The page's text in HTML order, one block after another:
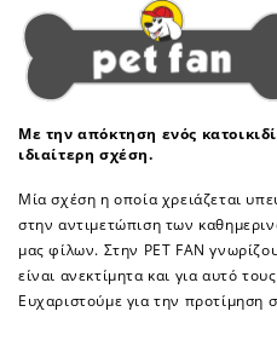
Με την απόκτηση ενός
ιδιαίτερη σχέση.
Μία σχέση η οποία χρειάζεται
στην αντιμετώπιση των
μας φίλων. Στην PET FAN
είναι ανεκτίμητα και για αυτό
Ευχαριστούμε για την προτίμηση